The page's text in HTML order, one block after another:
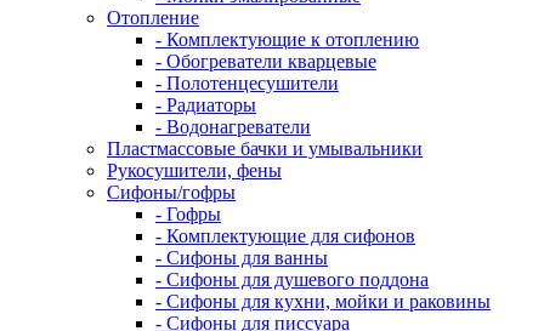
Отопление
- Комплектующие к отоплению
- Обогреватели кварцевые
- Полотенцесушители
- Радиаторы
- Водонагреватели
Пластмассовые бачки и умывальники
Рукосушители, фены
Сифоны/гофры
- Гофры
- Комплектующие для сифонов
- Сифоны для ванны
- Сифоны для душевого поддона
- Сифоны для кухни, мойки и раковины
- Сифоны для писсуара